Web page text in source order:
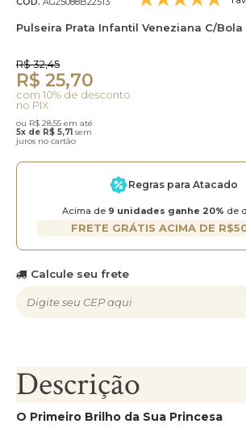
Pulseira Prata Infantil Veneziana C/Bola
R$ 32,45
R$ 25,70
com 10% de desconto
no PIX
ou R$ 28,55 em até
5x de R$ 5,71 sem
juros no cartão
Regras para Atacado
Acima de 9 unidades ganhe 20% de
FRETE GRÁTIS ACIMA DE
Calcule seu frete
Descrição
O Primeiro Brilho da Sua Princesa